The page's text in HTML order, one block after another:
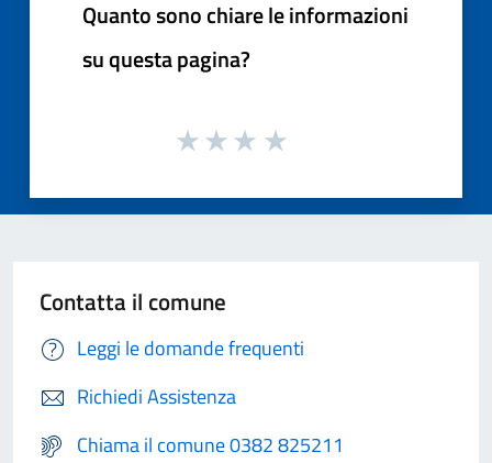
Quanto sono chiare le informazioni
su questa pagina?
Contatta il comune
Leggi le domande frequenti
Richiedi Assistenza
Chiama il comune 0382 825211